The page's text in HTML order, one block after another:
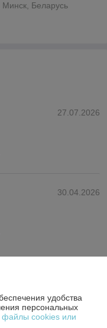
Минск, Беларусь
27.07.2026
30.04.2026
удобства
персональных
файлы cookies или